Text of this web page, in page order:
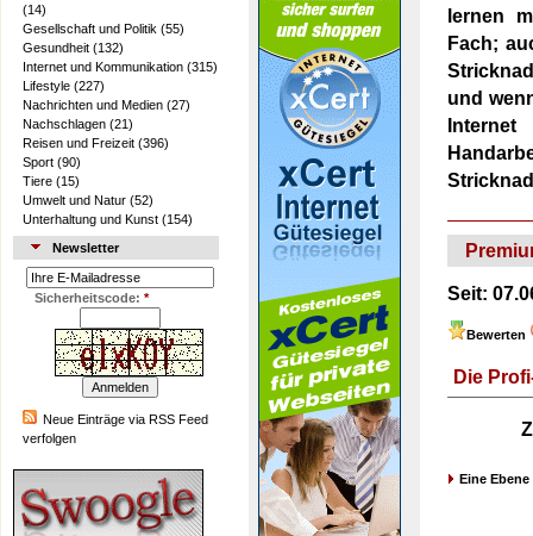
(14)
Gesellschaft und Politik (55)
Gesundheit (132)
Internet und Kommunikation (315)
Lifestyle (227)
Nachrichten und Medien (27)
Nachschlagen (21)
Reisen und Freizeit (396)
Sport (90)
Tiere (15)
Umwelt und Natur (52)
Unterhaltung und Kunst (154)
Newsletter
Sicherheitscode: *
Neue Einträge via RSS Feed
verfolgen
lernen
Fach;
und
Seit:
Bewerten
Die
Eine